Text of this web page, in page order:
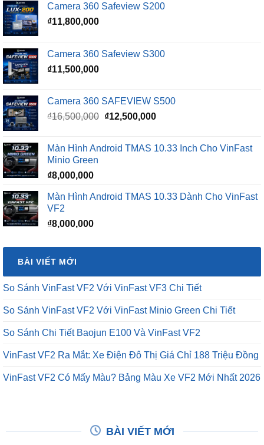
Camera 360 Safeview S200
₫11,800,000
Camera 360 Safeview S300
₫11,500,000
Camera 360 SAFEVIEW S500
₫16,500,000 Giá
₫16,500,000.
₫12,500,000Giá
là:
Màn Hình Android TMAS 10.33 Inch Cho VinFast
Minio Green
₫8,000,000
Màn Hình Android TMAS 10.33 Dành Cho VinFast
VF2
₫8,000,000
BÀI VIẾT MỚI
So Sánh VinFast VF2 Với VinFast VF3 Chi Tiết
So Sánh VinFast VF2 Với VinFast Minio Green Chi Tiết
So Sánh Chi Tiết Baojun E100 Và VinFast VF2
VinFast VF2 Ra Mắt: Xe Điện Đô Thị Giá Chỉ 188 Triệu Đồng
VinFast VF2 Có Mấy Màu? Bảng Màu Xe VF2 Mới Nhất 2026
BÀI VIẾT MỚI